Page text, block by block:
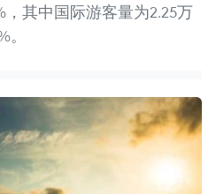
，其中国际游客量为2.25万